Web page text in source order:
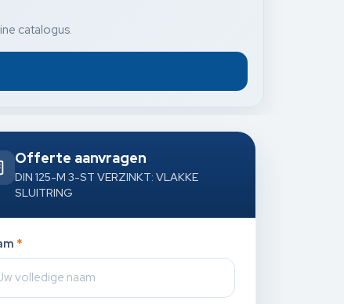
catalogus.
Offerte aanvragen
DIN 125-M 3-ST VERZINKT: VLAKKE
SLUITRING
*